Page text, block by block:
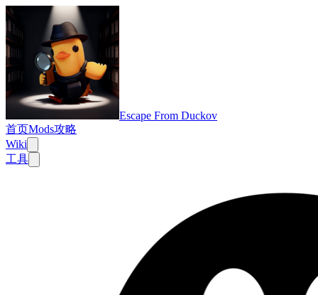
Escape From Duckov
首页Mods攻略
Wiki
工具